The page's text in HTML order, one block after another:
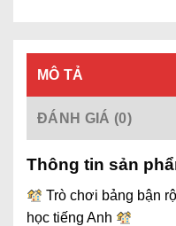
MÔ TẢ
ĐÁNH GIÁ (0)
Thông tin sản
Trò chơi bảng bận
học tiếng Anh